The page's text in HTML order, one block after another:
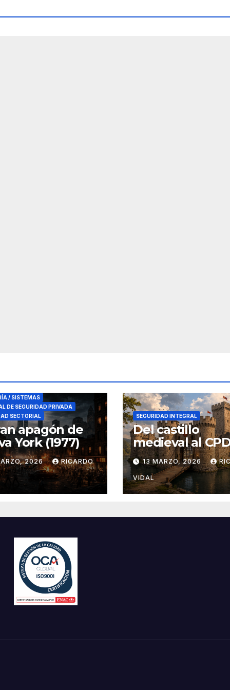
/ SISTEMAS
DE SEGURIDAD PRIVADA
SECTORIAL
apagón de
York (1977)
2026 RICARDO
SEGURIDAD INTEGRAL
Del castillo
medieval al
seguridad por
13 MARZO, 2026
VIDAL